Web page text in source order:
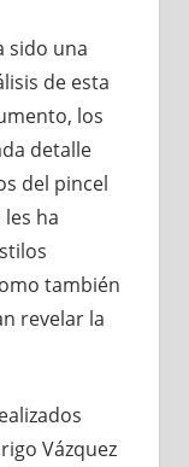
sido una
de esta
los
detalle
del pincel
ha
también
revelar la
Vázquez